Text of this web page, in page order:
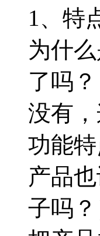
1、特
为什
了吗？
没有
功能特
产品
子吗